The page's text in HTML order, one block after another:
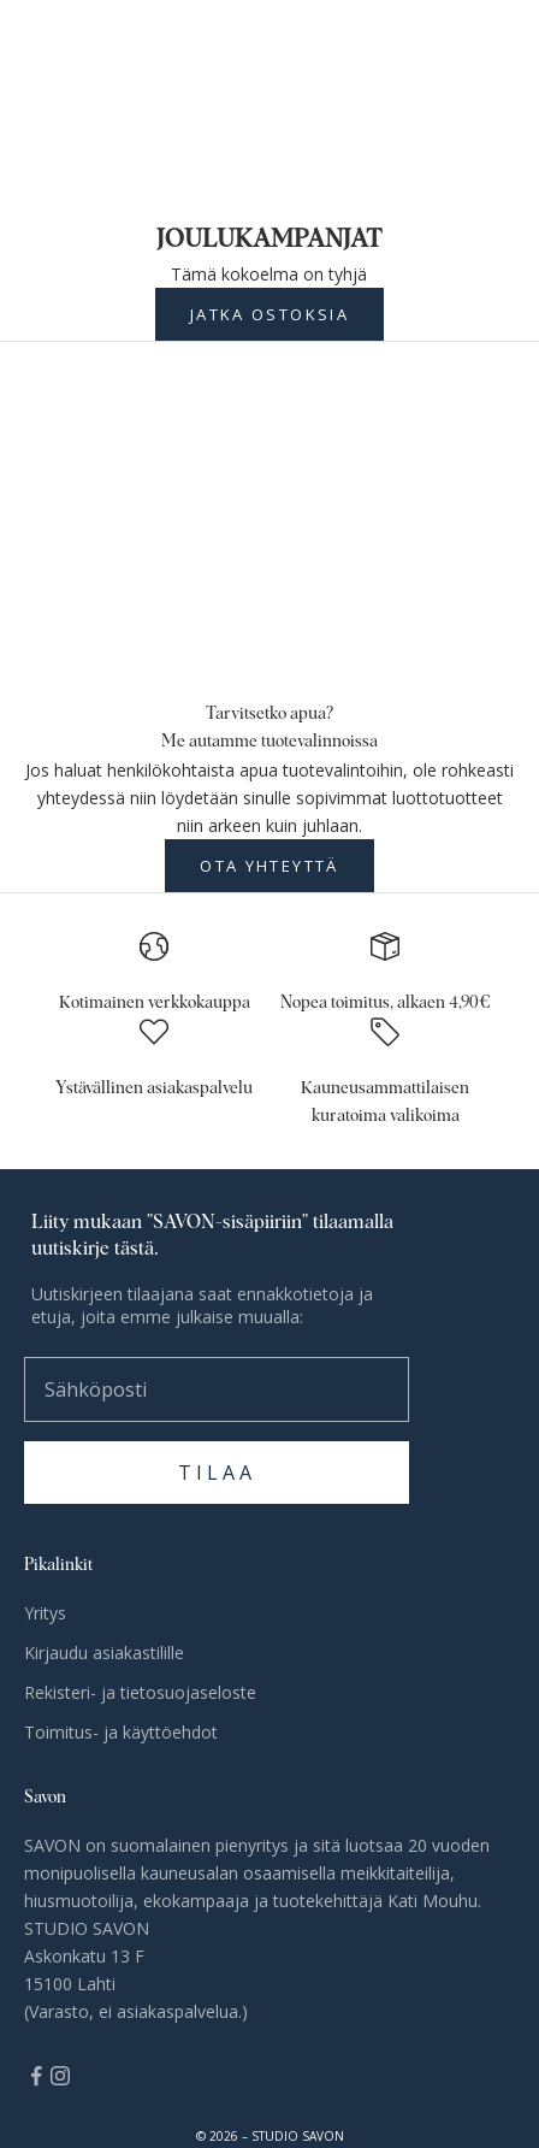
JOULUKAMPANJAT
Tämä kokoelma on tyhjä
JATKA OSTOKSIA
Tarvitsetko apua?
Me autamme tuotevalinnoissa
Jos haluat henkilökohtaista apua tuotevalintoihin, ole rohkeasti
yhteydessä niin löydetään sinulle sopivimmat luottotuotteet
niin arkeen kuin juhlaan.
OTA YHTEYTTÄ
Kotimainen verkkokauppa Nopea toimitus, alkaen 4,90€
Ystävällinen asiakaspalvelu
Kauneusammattilaisen
kuratoima valikoima
Liity mukaan ”SAVON-sisäpiiriin” tilaamalla
uutiskirje tästä.
Uutiskirjeen tilaajana saat ennakkotietoja ja
etuja, joita emme julkaise muualla:
TILAA
Pikalinkit
Yritys
Kirjaudu asiakastilille
Rekisteri- ja tietosuojaseloste
Toimitus- ja käyttöehdot
Savon
SAVON on suomalainen pienyritys ja sitä luotsaa 20 vuoden
monipuolisella kauneusalan osaamisella meikkitaiteilija,
hiusmuotoilija, ekokampaaja ja tuotekehittäjä Kati Mouhu.
STUDIO SAVON
Askonkatu 13 F
15100 Lahti
(Varasto, ei asiakaspalvelua.)
© 2026 – STUDIO SAVON